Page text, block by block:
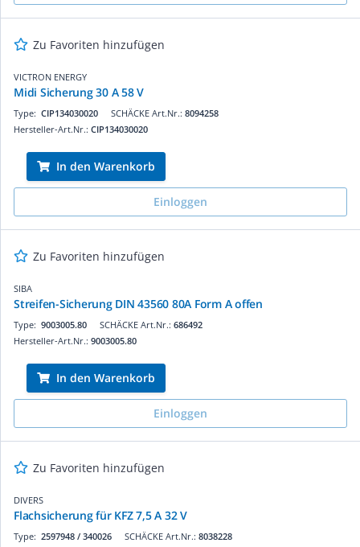
Zu Favoriten hinzufügen
VICTRON ENERGY
Midi Sicherung 30 A 58 V
SCHÄCKE Art.Nr.: 8094258
Type: CIP134030020
Hersteller-Art.Nr.: CIP134030020
In den Warenkorb
Einloggen
Zu Favoriten hinzufügen
SIBA
Streifen-Sicherung DIN 43560 80A Form A offen
SCHÄCKE Art.Nr.: 686492
Type: 9003005.80
Hersteller-Art.Nr.: 9003005.80
In den Warenkorb
Einloggen
Zu Favoriten hinzufügen
DIVERS
Flachsicherung für KFZ 7,5 A 32 V
SCHÄCKE Art.Nr.: 8038228
Type: 2597948 / 340026